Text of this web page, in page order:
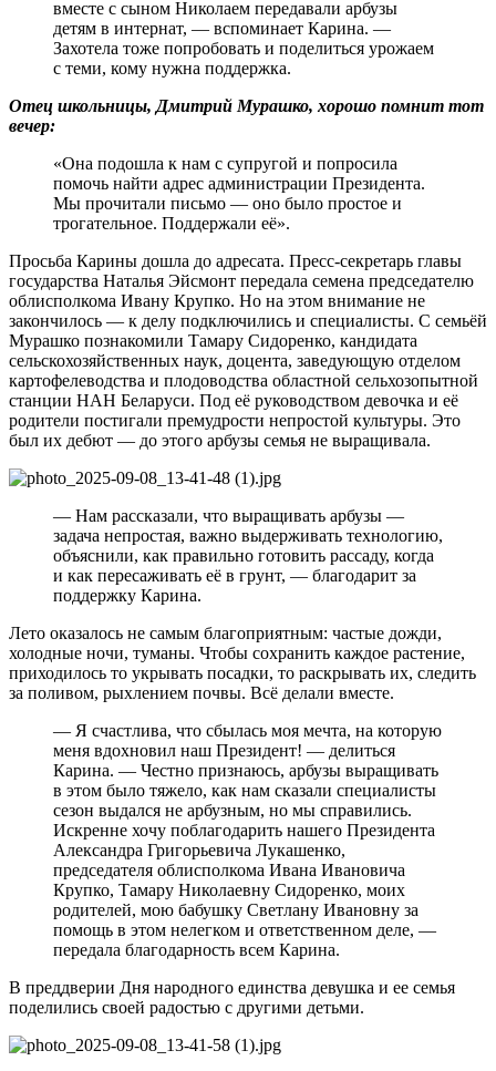
вместе с сыном Николаем передавали арбузы
детям в интернат, — вспоминает Карина. —
Захотела тоже попробовать и поделиться урожаем
с теми, кому нужна поддержка.
Отец школьницы, Дмитрий Мурашко, хорошо помнит тот
вечер:
«Она подошла к нам с супругой и попросила
помочь найти адрес администрации Президента.
Мы прочитали письмо — оно было простое и
трогательное. Поддержали её».
Просьба Карины дошла до адресата. Пресс-секретарь главы
государства Наталья Эйсмонт передала семена председателю
облисполкома Ивану Крупко. Но на этом внимание не
закончилось — к делу подключились и специалисты. С семьёй
Мурашко познакомили Тамару Сидоренко, кандидата
сельскохозяйственных наук, доцента, заведующую отделом
картофелеводства и плодоводства областной сельхозопытной
станции НАН Беларуси. Под её руководством девочка и её
родители постигали премудрости непростой культуры. Это
был их дебют — до этого арбузы семья не выращивала.
— Нам рассказали, что выращивать арбузы —
задача непростая, важно выдерживать технологию,
объяснили, как правильно готовить рассаду, когда
и как пересаживать её в грунт, — благодарит за
поддержку Карина.
Лето оказалось не самым благоприятным: частые дожди,
холодные ночи, туманы. Чтобы сохранить каждое растение,
приходилось то укрывать посадки, то раскрывать их, следить
за поливом, рыхлением почвы. Всё делали вместе.
— Я счастлива, что сбылась моя мечта, на которую
меня вдохновил наш Президент! — делиться
Карина. — Честно признаюсь, арбузы выращивать
в этом было тяжело, как нам сказали специалисты
сезон выдался не арбузным, но мы справились.
Искренне хочу поблагодарить нашего Президента
Александра Григорьевича Лукашенко,
председателя облисполкома Ивана Ивановича
Крупко, Тамару Николаевну Сидоренко, моих
родителей, мою бабушку Светлану Ивановну за
помощь в этом нелегком и ответственном деле, —
передала благодарность всем Карина.
В преддверии Дня народного единства девушка и ее семья
поделились своей радостью с другими детьми.